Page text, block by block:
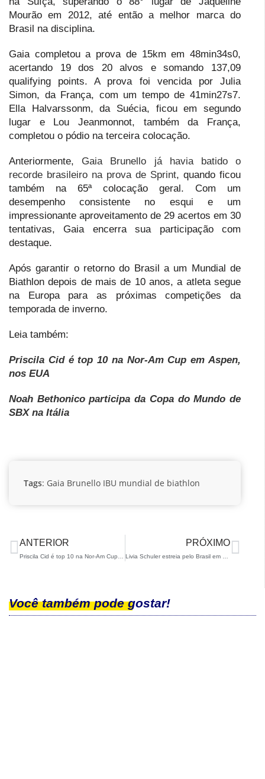
Mourão em 2012, até então a melhor marca do
Brasil na disciplina.
Gaia completou a prova de 15km em 48min34s0,
acertando 19 dos 20 alvos e somando 137,09
qualifying points. A prova foi vencida por Julia
Simon, da França, com um tempo de 41min27s7.
Ella Halvarssonm, da Suécia, ficou em segundo
lugar e Lou Jeanmonnot, também da França,
completou o pódio na terceira colocação.
Anteriormente, Gaia Brunello já havia batido o
recorde brasileiro na prova de Sprint, quando ficou
também na 65ª colocação geral. Com um
desempenho consistente no esqui e um
impressionante aproveitamento de 29 acertos em 30
tentativas, Gaia encerra sua participação com
destaque.
Após garantir o retorno do Brasil a um Mundial de
Biathlon depois de mais de 10 anos, a atleta segue
na Europa para as próximas competições da
temporada de inverno.
Leia também:
Priscila Cid é top 10 na Nor-Am Cup em Aspen,
nos EUA
Noah Bethonico participa da Copa do Mundo de
SBX na Itália
Tags: Gaia Brunello IBU mundial de biathlon
ANTERIOR PRÓXIMO
Você também pode gostar!